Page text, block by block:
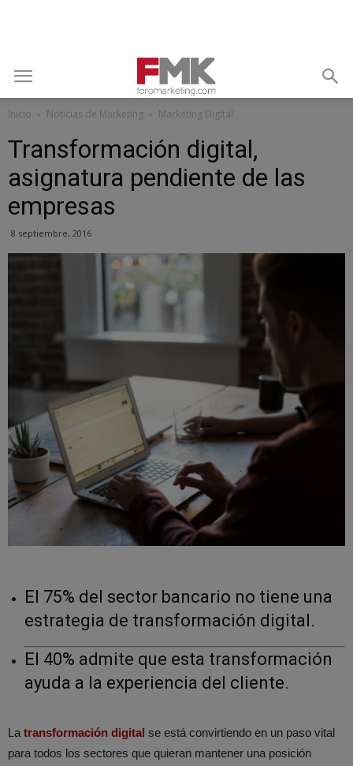
Inicio Noticias de Marketing Marketing Digital
Transformación digital,
asignatura pendiente de las
empresas
8 septiembre, 2016
El 75% del sector bancario no tiene una
estrategia de transformación digital.
El 40% admite que esta transformación
ayuda a la experiencia del cliente.
La transformación digital se está convirtiendo en un paso vital
para todos los sectores que quieran mantener una posición